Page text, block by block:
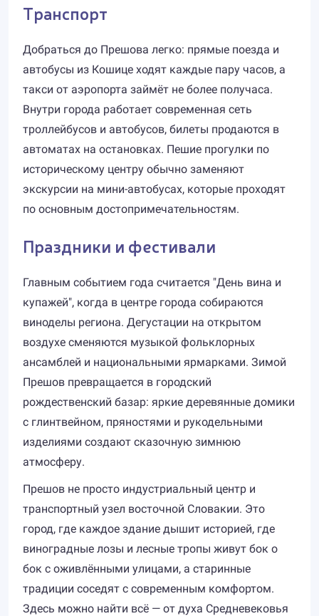
Транспорт
Добраться до Прешова легко: прямые поезда и
автобусы из Кошице ходят каждые пару часов, а
такси от аэропорта займёт не более получаса.
Внутри города работает современная сеть
троллейбусов и автобусов, билеты продаются в
автоматах на остановках. Пешие прогулки по
историческому центру обычно заменяют
экскурсии на мини-автобусах, которые проходят
по основным достопримечательностям.
Праздники и фестивали
Главным событием года считается "День вина и
купажей", когда в центре города собираются
виноделы региона. Дегустации на открытом
воздухе сменяются музыкой фольклорных
ансамблей и национальными ярмарками. Зимой
Прешов превращается в городский
рождественский базар: яркие деревянные домики
с глинтвейном, пряностями и рукодельными
изделиями создают сказочную зимнюю
атмосферу.
Прешов не просто индустриальный центр и
транспортный узел восточной Словакии. Это
город, где каждое здание дышит историей, где
виноградные лозы и лесные тропы живут бок о
бок с оживлёнными улицами, а старинные
традиции соседят с современным комфортом.
Здесь можно найти всё — от духа Средневековья